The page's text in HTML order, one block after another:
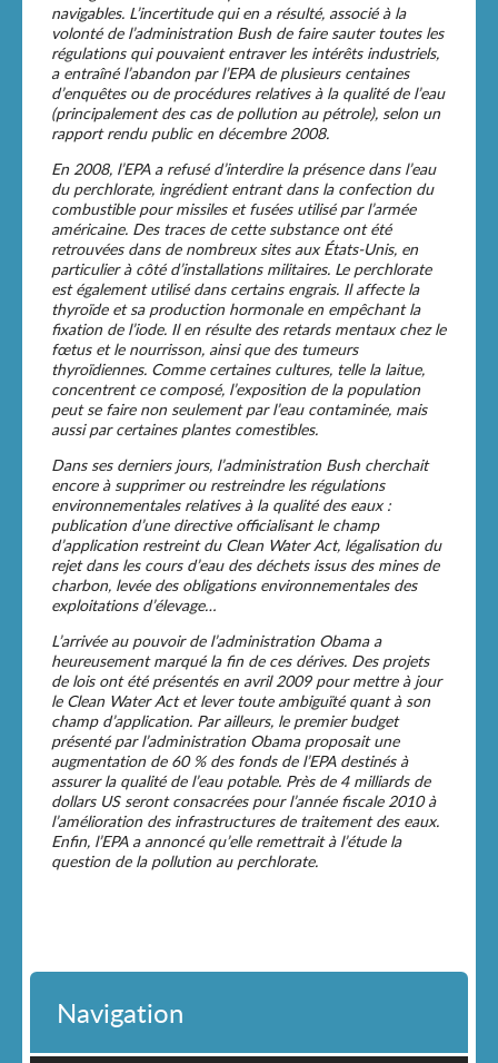
navigables. L’incertitude qui en a résulté, associé à la
volonté de l’administration Bush de faire sauter toutes les
régulations qui pouvaient entraver les intérêts industriels,
a entraîné l’abandon par l’EPA de plusieurs centaines
d’enquêtes ou de procédures relatives à la qualité de l’eau
(principalement des cas de pollution au pétrole), selon un
rapport rendu public en décembre 2008.
En 2008, l’EPA a refusé d’interdire la présence dans l’eau
du perchlorate, ingrédient entrant dans la confection du
combustible pour missiles et fusées utilisé par l’armée
américaine. Des traces de cette substance ont été
retrouvées dans de nombreux sites aux États-Unis, en
particulier à côté d’installations militaires. Le perchlorate
est également utilisé dans certains engrais. Il affecte la
thyroïde et sa production hormonale en empêchant la
fixation de l’iode. Il en résulte des retards mentaux chez le
fœtus et le nourrisson, ainsi que des tumeurs
thyroïdiennes. Comme certaines cultures, telle la laitue,
concentrent ce composé, l’exposition de la population
peut se faire non seulement par l’eau contaminée, mais
aussi par certaines plantes comestibles.
Dans ses derniers jours, l’administration Bush cherchait
encore à supprimer ou restreindre les régulations
environnementales relatives à la qualité des eaux :
publication d’une directive officialisant le champ
d’application restreint du Clean Water Act, légalisation du
rejet dans les cours d’eau des déchets issus des mines de
charbon, levée des obligations environnementales des
exploitations d’élevage…
L’arrivée au pouvoir de l’administration Obama a
heureusement marqué la fin de ces dérives. Des projets
de lois ont été présentés en avril 2009 pour mettre à jour
le Clean Water Act et lever toute ambiguïté quant à son
champ d’application. Par ailleurs, le premier budget
présenté par l’administration Obama proposait une
augmentation de 60 % des fonds de l’EPA destinés à
assurer la qualité de l’eau potable. Près de 4 milliards de
dollars US seront consacrées pour l’année fiscale 2010 à
l’amélioration des infrastructures de traitement des eaux.
Enfin, l’EPA a annoncé qu’elle remettrait à l’étude la
question de la pollution au perchlorate.
Navigation